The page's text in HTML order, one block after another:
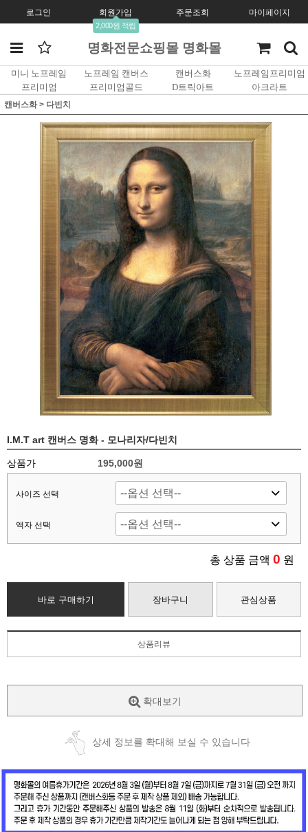
로그인 회원가입
2,000원 적립
주문조회 마이페이지
명화전문쇼핑몰 명화몰
미니 노프레임 노프레임 캔버스 캔버스화
노프레임프리미엄
프리미엄
프리미엄골드 D트릭아트 아크라트
캔버스화> 다빈치
I.M.T art 캔버스 명화 - 모나리자/다빈치
상품가 195,000원
사이즈 선택
액자 선택
총 상품 금액 0 원
바로 구매하기 장바구니 관심상품
상품리뷰
확대보기
상세 정보를 확대해 보실 수 있습니다